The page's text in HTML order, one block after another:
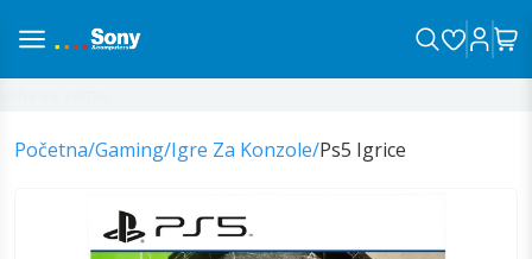
Početna/Gaming/Igre Za Konzole/Ps5 Igrice